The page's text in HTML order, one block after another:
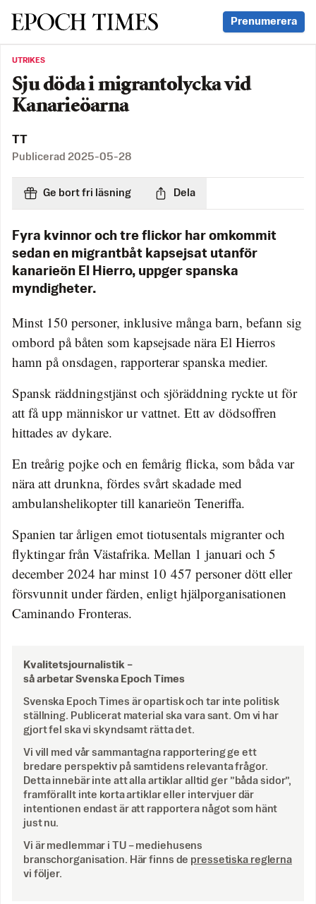
Svenska Epoch Times Prenumerera
UTRIKES
Sju döda i migrantolycka vid
Kanarieöarna
TT
Publicerad 2025-05-28
Ge bort fri läsning Dela
Fyra kvinnor och tre flickor har omkommit
sedan en migrantbåt kapsejsat utanför
kanarieön El Hierro, uppger spanska
myndigheter.
Minst 150 personer, inklusive många barn, befann sig
ombord på båten som kapsejsade nära El Hierros
hamn på onsdagen, rapporterar spanska medier.
Spansk räddningstjänst och sjöräddning ryckte ut för
att få upp människor ur vattnet. Ett av dödsoffren
hittades av dykare.
En treårig pojke och en femårig flicka, som båda var
nära att drunkna, fördes svårt skadade med
ambulanshelikopter till kanarieön Teneriffa.
Spanien tar årligen emot tiotusentals migranter och
flyktingar från Västafrika. Mellan 1 januari och 5
december 2024 har minst 10 457 personer dött eller
försvunnit under färden, enligt hjälporganisationen
Caminando Fronteras.
Kvalitetsjournalistik –
så arbetar Svenska Epoch Times
Svenska Epoch Times är opartisk och tar inte politisk
ställning. Publicerat material ska vara sant. Om vi har
gjort fel ska vi skyndsamt rätta det.
Vi vill med vår sammantagna rapportering ge ett
bredare perspektiv på samtidens relevanta frågor.
Detta innebär inte att alla artiklar alltid ger ”båda sidor”,
framförallt inte korta artiklar eller intervjuer där
intentionen endast är att rapportera något som hänt
just nu.
Vi är medlemmar i TU – mediehusens
branschorganisation. Här finns de pressetiska reglerna
vi följer.